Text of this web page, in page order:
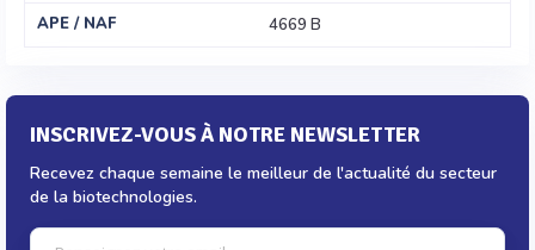
APE / NAF
4669 B
INSCRIVEZ-VOUS À NOTRE NEWSLETTER
Recevez chaque semaine le meilleur de l'actualité du secteur
de la biotechnologies.